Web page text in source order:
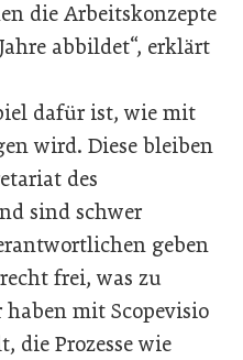
die Arbeitskonzepte
abbildet“, erklärt
dafür ist, wie mit
wird. Diese bleiben
des
sind schwer
geben
frei, was zu
mit Scopevisio
die Prozesse wie